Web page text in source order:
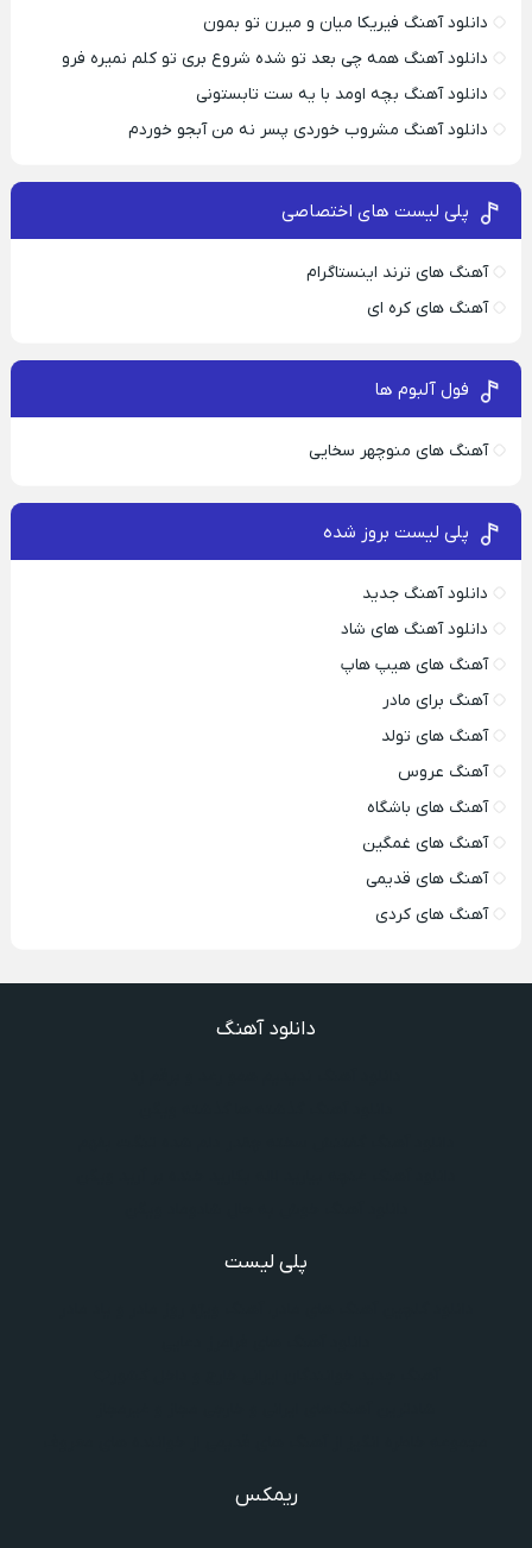
دانلود آهنگ فیریکا میان و میرن تو بمون
دانلود آهنگ همه چی بعد تو شده شروع بری تو کلم نمیره فرو
دانلود آهنگ بچه اومد با یه ست تابستونی
دانلود آهنگ مشروب خوردی پسر نه من آبجو خوردم
پلی لیست های اختصاصی
آهنگ های ترند اینستاگرام
آهنگ های کره ای
فول آلبوم ها
آهنگ های منوچهر سخایی
پلی لیست بروز شده
دانلود آهنگ جدید
دانلود آهنگ های شاد
آهنگ های هیپ هاپ
آهنگ برای مادر
آهنگ های تولد
آهنگ عروس
آهنگ های باشگاه
آهنگ های غمگین
آهنگ های قدیمی
آهنگ های کردی
دانلود آهنگ
پلی لیست
ریمکس